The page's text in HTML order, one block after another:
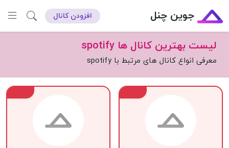
جوین چنل افزودن کانال
لیست بهترین کانال ها spotify
معرفی انواع کانال های مرتبط با spotify